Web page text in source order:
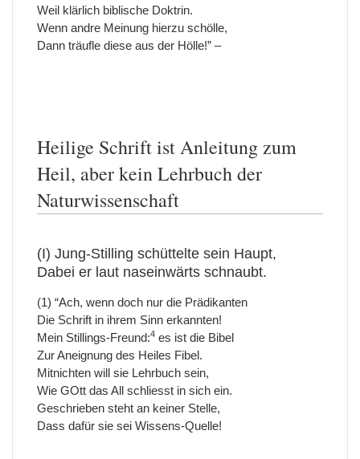
Weil klärlich biblische Doktrin.
Wenn andre Meinung hierzu schölle,
Dann träufle diese aus der Hölle!” –
Heilige Schrift ist Anleitung zum
Heil, aber kein Lehrbuch der
Naturwissenschaft
(I) Jung-Stilling schüttelte sein Haupt,
Dabei er laut naseinwärts schnaubt.
(1) “Ach, wenn doch nur die Prädikanten
Die Schrift in ihrem Sinn erkannten!
Mein Stillings-Freund:4 es ist die Bibel
Zur Aneignung des Heiles Fibel.
Mitnichten will sie Lehrbuch sein,
Wie GOtt das All schliesst in sich ein.
Geschrieben steht an keiner Stelle,
Dass dafür sie sei Wissens-Quelle!